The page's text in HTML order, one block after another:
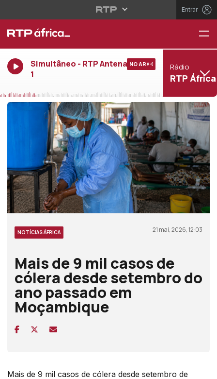
Entrar
Simultâneo - RTP Antena
1
NO AR Rádio
RTP África
NOTÍCIAS ÁFRICA 21 mai, 2026, 12:03
Mais de 9 mil casos de
cólera desde setembro do
ano passado em
Moçambique
Mais de 9 mil casos de cólera desde setembro de